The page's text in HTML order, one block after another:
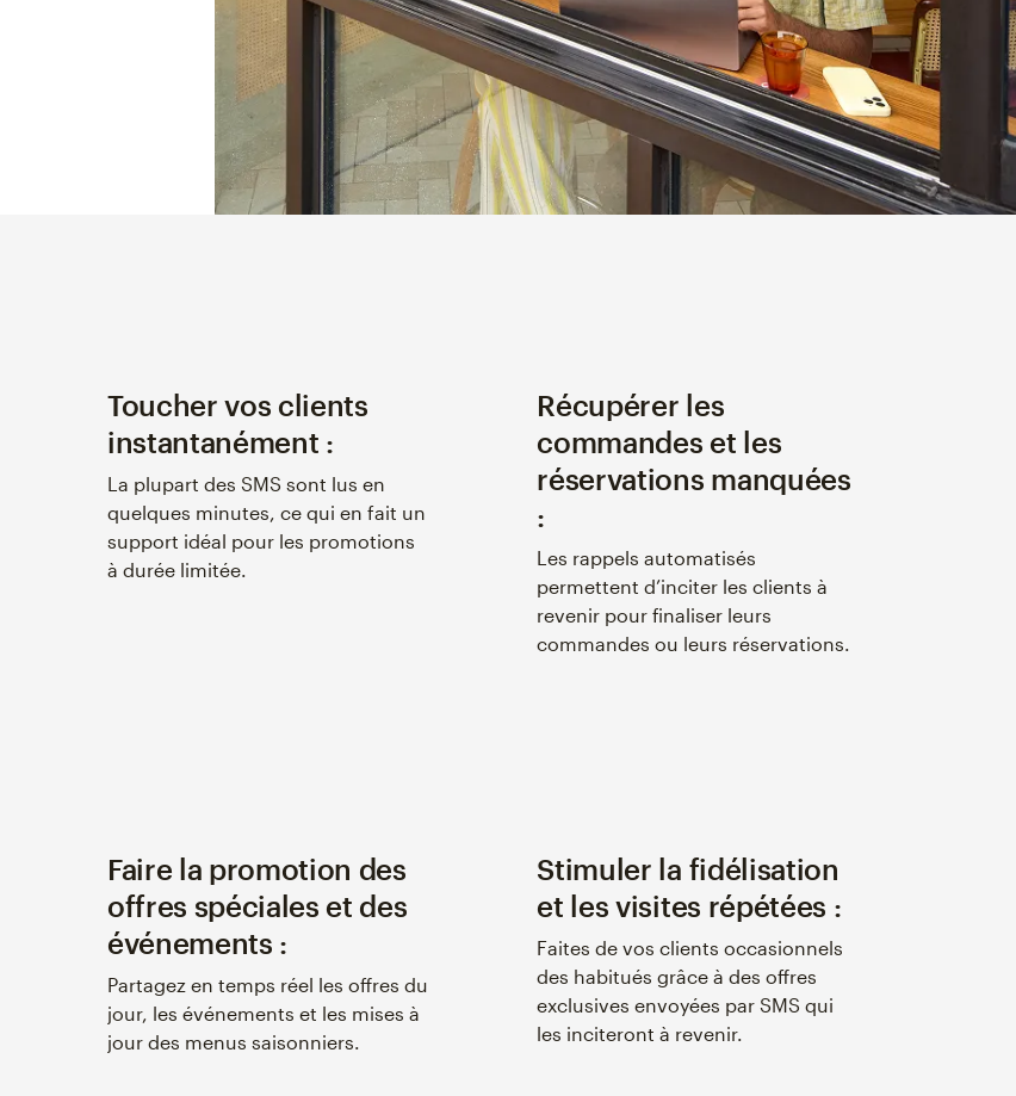
Toucher vos clients
instantanément :
La plupart des SMS sont lus en
quelques minutes, ce qui en fait un
support idéal pour les promotions
à durée limitée.
Récupérer les
commandes et les
réservations manquées
:
Les rappels automatisés
permettent d’inciter les clients à
revenir pour finaliser leurs
commandes ou leurs réservations.
Faire la promotion des
offres spéciales et des
événements :
Partagez en temps réel les offres du
jour, les événements et les mises à
jour des menus saisonniers.
Stimuler la fidélisation
et les visites répétées :
Faites de vos clients occasionnels
des habitués grâce à des offres
exclusives envoyées par SMS qui
les inciteront à revenir.